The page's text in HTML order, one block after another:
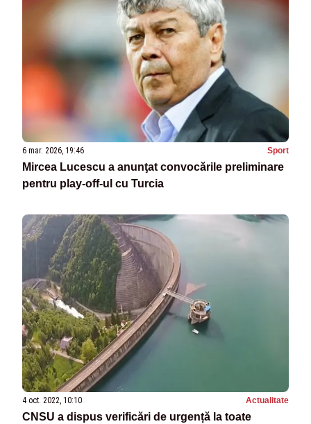
6 mar. 2026, 19:46 Sport
Mircea Lucescu a anunţat convocările preliminare
pentru play-off-ul cu Turcia
4 oct. 2022, 10:10 Actualitate
CNSU a dispus verificări de urgență la toate